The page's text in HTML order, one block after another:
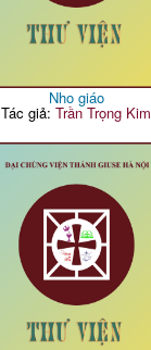
Nho giáo
Tác giả:Trần Trọng Kim